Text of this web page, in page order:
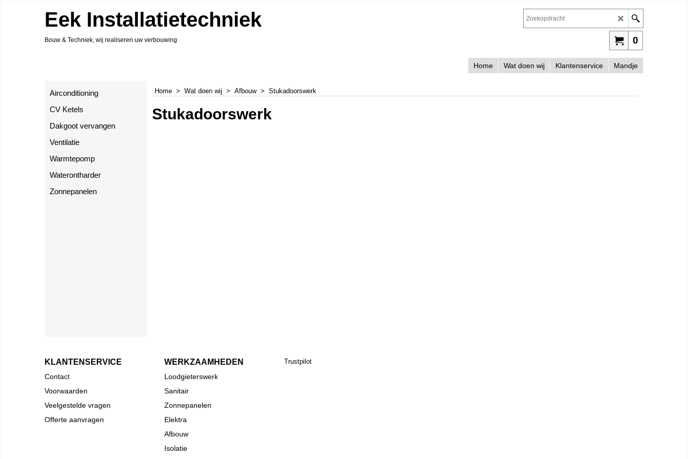
Eek Installatietechniek
Bouw & Techniek, wij realiseren uw verbouwing 0
Home Wat doen wij Klantenservice Mandje
Airconditioning
CV Ketels
Dakgoot vervangen
Ventilatie
Warmtepomp
Waterontharder
Zonnepanelen
Home > Wat doen wij > Afbouw> Stukadoorswerk
Stukadoorswerk
KLANTENSERVICE
Contact
Voorwaarden
Veelgestelde vragen
Offerte aanvragen
WERKZAAMHEDEN
Loodgieterswerk
Sanitair
Zonnepanelen
Elektra
Afbouw
Isolatie
Trustpilot